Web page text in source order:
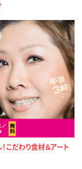
こだわり食材＆アート